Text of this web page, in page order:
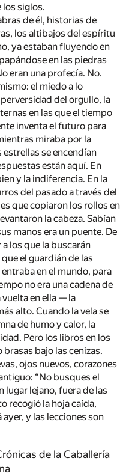
los siglos.
de él, historias de
los altibajos del espíritu
ya estaban fluyendo en
en las piedras
eran una profecía. No.
el miedo a lo
del orgullo, la
en las que el tiempo
inventa el futuro para
miraba por la
se encendían
están aquí. En
y la indiferencia. En la
del pasado a través del
que copiaron los rollos en
la cabeza. Sabían
manos era un puente. De
los que la buscarán
el guardián de las
en el mundo, para
no era una cadena de
vuelta en ella — la
alto. Cuando la vela se
de humo y calor, la
Pero los libros en los
bajo las cenizas.
ojos nuevos, corazones
“No busques el
lugar lejano, fuera de las
recogió la hoja caída,
y las lecciones son
de la Caballería